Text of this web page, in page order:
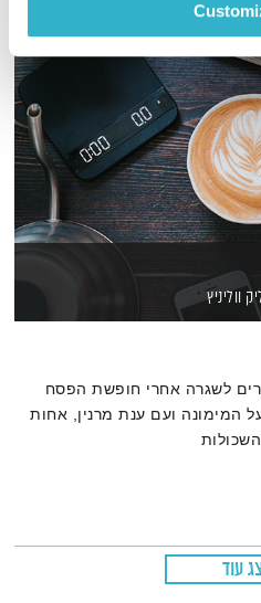
ווליניץ
לשגרה אחרי חופשת הפסח
המימונה ועם ענת מרנין, אחות
עוד